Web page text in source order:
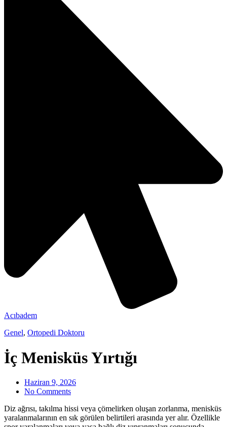
Acıbadem
Genel, Ortopedi Doktoru
İç Menisküs Yırtığı
Haziran 9, 2026
No Comments
Diz ağrısı, takılma hissi veya çömelirken oluşan zorlanma, menisküs
yaralanmalarının en sık görülen belirtileri arasında yer alır. Özellikle